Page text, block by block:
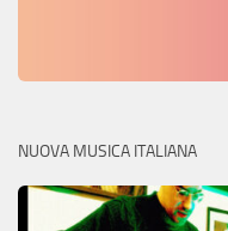
NUOVA MUSICA ITALIANA